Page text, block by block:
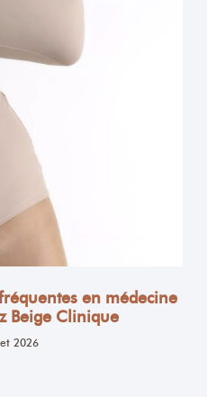
en médecine
Beige Clinique
2026